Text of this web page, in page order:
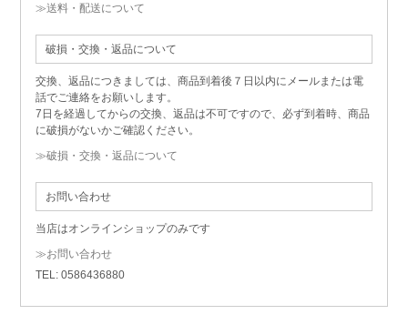
≫送料・配送について
破損・交換・返品について
交換、返品につきましては、商品到着後７日以内にメールまたは電
話でご連絡をお願いします。
7日を経過してからの交換、返品は不可ですので、必ず到着時、商品
に破損がないかご確認ください。
≫破損・交換・返品について
お問い合わせ
当店はオンラインショップのみです
≫お問い合わせ
TEL: 0586436880